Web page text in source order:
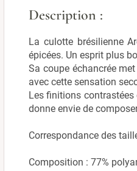
Description :
La culotte brésilienne
épicées. Un esprit plus
Sa coupe échancrée
avec cette sensation
Les finitions
donne envie de
Correspondance des
Composition : 77%